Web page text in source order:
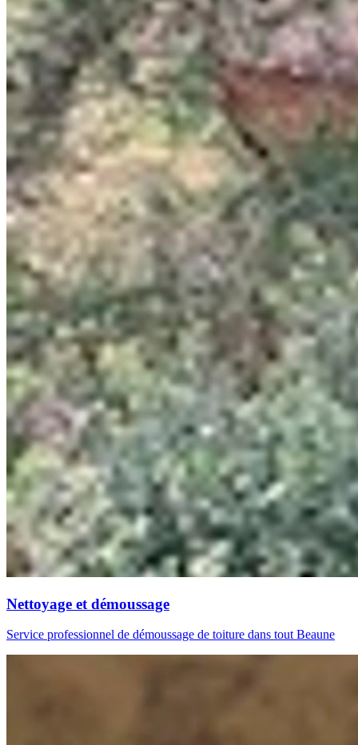
Nettoyage et démoussage
Service professionnel de démoussage de toiture dans tout Beaune